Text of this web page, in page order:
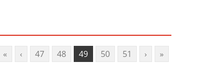
« ‹ 47 48 49 50 51 › »